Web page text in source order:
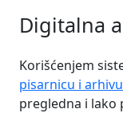
Digitalna
Korišćenjem
pisarnicu i arhivu
pregledna i lako